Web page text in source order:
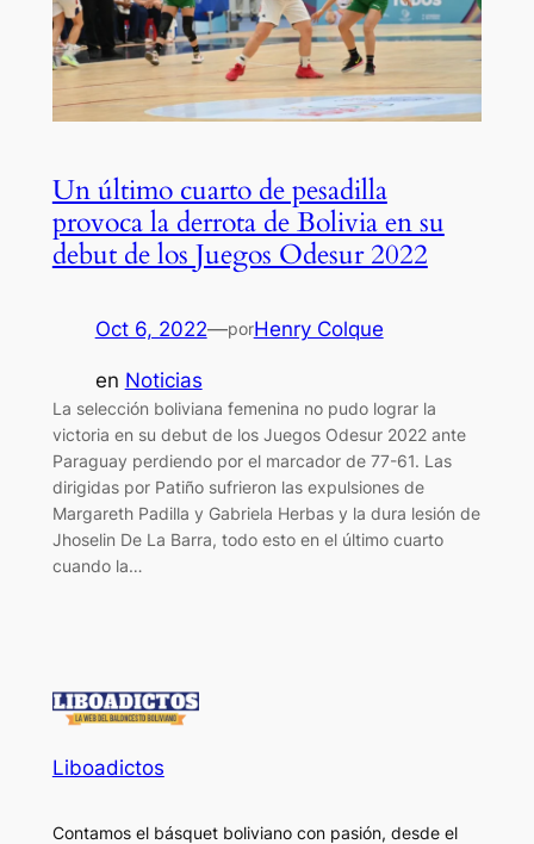
Un último cuarto de pesadilla
provoca la derrota de Bolivia en su
debut de los Juegos Odesur 2022
Oct 6, 2022—porHenry Colque
en Noticias
La selección boliviana femenina no pudo lograr la
victoria en su debut de los Juegos Odesur 2022 ante
Paraguay perdiendo por el marcador de 77-61. Las
dirigidas por Patiño sufrieron las expulsiones de
Margareth Padilla y Gabriela Herbas y la dura lesión de
Jhoselin De La Barra, todo esto en el último cuarto
cuando la…
Liboadictos
Contamos el básquet boliviano con pasión, desde el